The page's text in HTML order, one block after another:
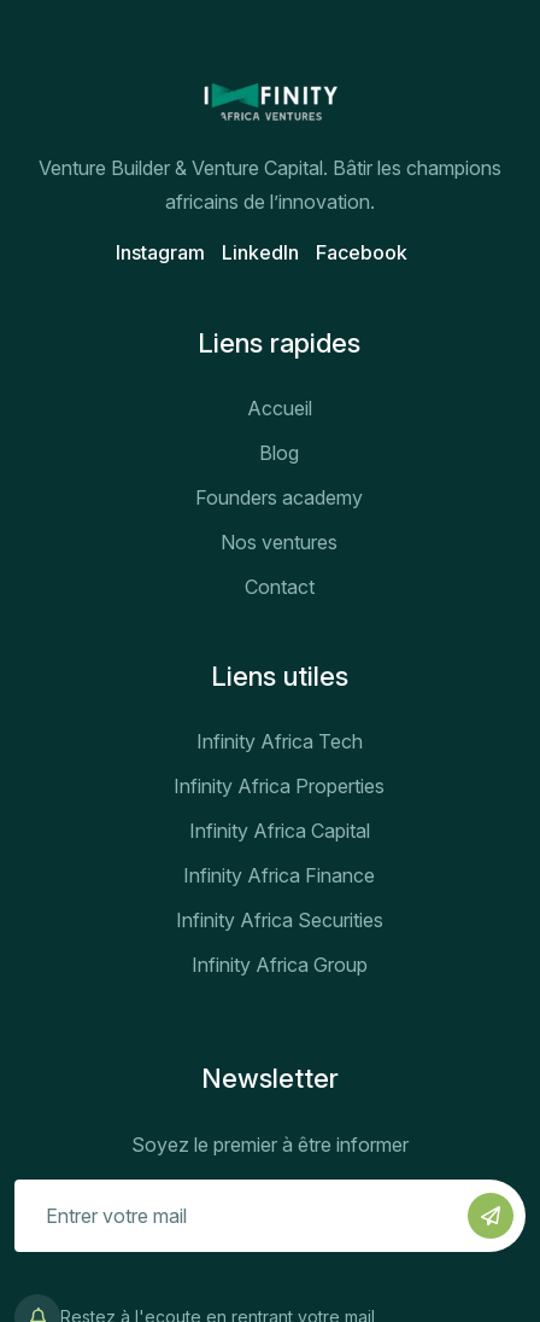
Venture Builder & Venture Capital. Bâtir les champions
africains de l’innovation.
Instagram Linkedln Facebook
Liens rapides
Accueil
Blog
Founders academy
Nos ventures
Contact
Liens utiles
Infinity Africa Tech
Infinity Africa Properties
Infinity Africa Capital
Infinity Africa Finance
Infinity Africa Securities
Infinity Africa Group
Newsletter
Soyez le premier à être informer
Restez à l'ecoute en rentrant votre mail